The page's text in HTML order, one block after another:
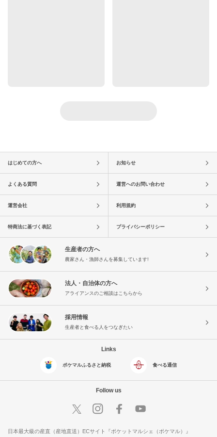
はじめての方へ お知らせ
よくある質問 運営へのお問い合わせ
運営会社 利用規約
特商法に基づく表記 プライバシーポリシー
生産者の方へ
農家さん・漁師さんを募集しています!
法人・自治体の方へ
アライアンスのご相談はこちらから
採用情報
生産者と食べる人をつなぎたい
Links
ポケマルふるさと納税 食べる通信
Follow us
日本最大級の産直（産地直送）ECサイト『ポケットマルシェ（ポケマル）』